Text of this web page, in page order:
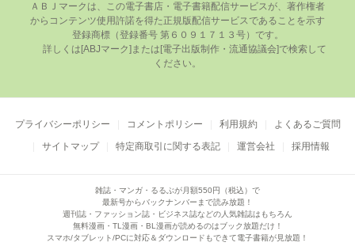
ＡＢＪマークは、この電⼦書店・電⼦書籍配信サービスが、著作権者
からコンテンツ使⽤許諾を得た正規版配信サービスであることを⽰す
登録商標（登録番号 第６０９１７１３号）です。
ください。
プライバシーポリシー コメントポリシー 利用規約
よくあるご質問
サイトマップ
特定商取引に関する表記 運営会社 採用情報
雑誌・マンガ・るるぶが月額550円（税込）で
最新号からバックナンバーまで読み放題！
週刊誌・ファッション誌・ビジネス誌などの人気雑誌はもちろん
無料漫画・TL漫画・BL漫画が読めるのはブック放題だけ！
スマホ/タブレット/PCに対応＆ダウンロードもできて電子書籍が見放題！